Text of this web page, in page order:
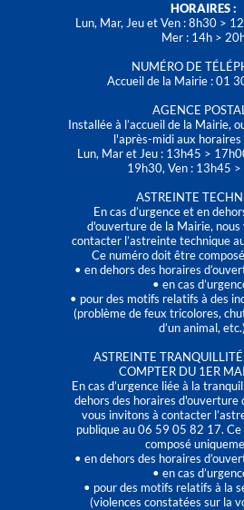
HORAIRES :
Lun, Mar, Jeu et Ven : 8h30 >
Mer : 14h >
NUMÉRO DE
Accueil de la Mairie : 01
AGENCE
Installée à l’accueil de la Mairie,
l'après-midi aux horaires
Lun, Mar et Jeu : 13h45 >
19h30, Ven : 13h45
ASTREINTE
En cas d’urgence et en
d'ouverture de la Mairie, nous
contacter l’astreinte technique
Ce numéro doit être
• en dehors des horaires
• en cas
• pour des motifs relatifs à des
(problème de feux tricolores,
d’un animal,
ASTREINTE
COMPTER DU 1ER
En cas d’urgence liée à la
dehors des horaires d'ouverture
vous invitons à contacter
publique au 06 59 05 82 17.
composé
• en dehors des horaires
• en cas
• pour des motifs relatifs à la
(violences constatées sur la